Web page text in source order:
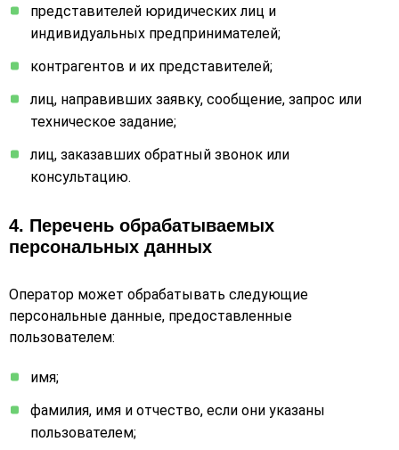
представителей юридических лиц и
индивидуальных предпринимателей;
контрагентов и их представителей;
лиц, направивших заявку, сообщение, запрос или
техническое задание;
лиц, заказавших обратный звонок или
консультацию.
4. Перечень обрабатываемых
персональных данных
Оператор может обрабатывать следующие
персональные данные, предоставленные
пользователем:
имя;
фамилия, имя и отчество, если они указаны
пользователем;